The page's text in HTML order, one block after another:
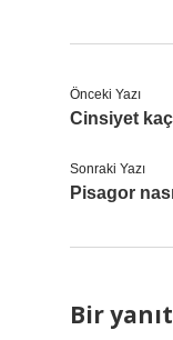
Önceki Yazı
Cinsiyet
Sonraki Yazı
Pisagor
Bir